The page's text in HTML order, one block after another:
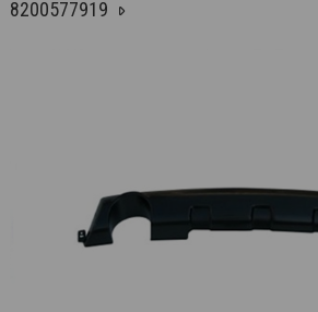
8200577919